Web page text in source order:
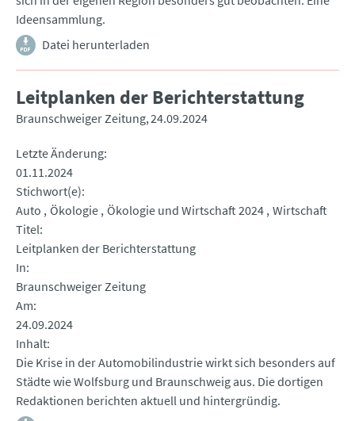
Ideensammlung.
Datei herunterladen
Leitplanken der Berichterstattung
Braunschweiger Zeitung 24.09.2024
Letzte Änderung
01.11.2024
Stichwort(e)
Auto Ökologie Ökologie und Wirtschaft 2024 Wirtschaft
Titel
Leitplanken der Berichterstattung
In
Braunschweiger Zeitung
Am
24.09.2024
Inhalt
Die Krise in der Automobilindustrie wirkt sich besonders auf
Städte wie Wolfsburg und Braunschweig aus. Die dortigen
Redaktionen berichten aktuell und hintergründig.